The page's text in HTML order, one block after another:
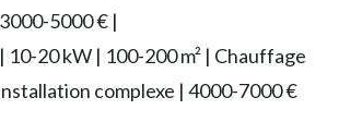
5000 € |
| 10-20 kW | 100-200 m² | Chauffage
complexe | 4000-7000 €